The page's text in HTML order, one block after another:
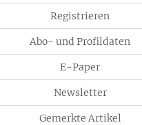
Registrieren
Abo- und Profildaten
E-Paper
Newsletter
Gemerkte Artikel